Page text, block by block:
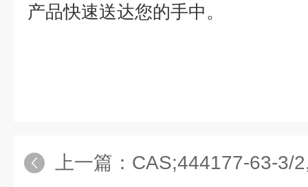
产品快速送达您的手中。
上一篇： CAS;444177-63-3/2,5-二溴-